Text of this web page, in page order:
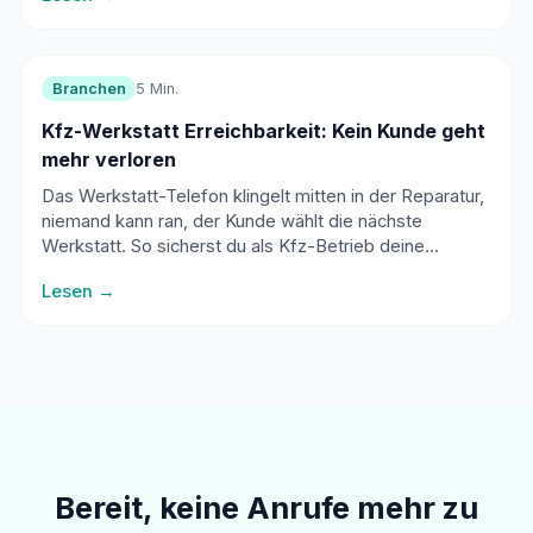
Branchen 5 Min.
Kfz-Werkstatt Erreichbarkeit: Kein Kunde geht
mehr verloren
Das Werkstatt-Telefon klingelt mitten in der Reparatur,
niemand kann ran, der Kunde wählt die nächste
Werkstatt. So sicherst du als Kfz-Betrieb deine
Lesen →
Bereit, keine Anrufe mehr zu